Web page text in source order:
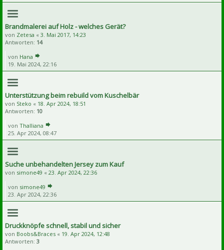
Brandmalerei auf Holz - welches Gerät?
von Zetesa « 3. Mai 2017, 14:23
Antworten: 14
von Hana
19. Mai 2024, 22:16
Unterstützung beim rebuild vom Kuschelbär
von Steko « 18. Apr 2024, 18:51
Antworten: 10
von Thalliana
25. Apr 2024, 08:47
Suche unbehandelten Jersey zum Kauf
von simone49 « 23. Apr 2024, 22:36
von simone49
23. Apr 2024, 22:36
Druckknöpfe schnell, stabil und sicher
von Boobs&Braces « 19. Apr 2024, 12:48
Antworten: 3